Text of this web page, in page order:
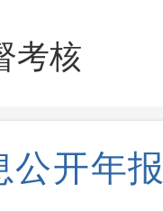
考核
公开年